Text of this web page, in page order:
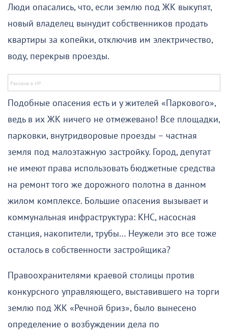
Люди опасались, что, если землю под ЖК выкупят,
новый владелец вынудит собственников продать
квартиры за копейки, отключив им электричество,
воду, перекрыв проезды.
Подобные опасения есть и у жителей «Паркового»,
ведь в их ЖК ничего не отмежевано! Все площадки,
парковки, внутридворовые проезды – частная
земля под малоэтажную застройку. Город, депутат
не имеют права использовать бюджетные средства
на ремонт того же дорожного полотна в данном
жилом комплексе. Большие опасения вызывает и
коммунальная инфраструктура: КНС, насосная
станция, накопители, трубы… Неужели это все тоже
осталось в собственности застройщика?
Правоохранителями краевой столицы против
конкурсного управляющего, выставившего на торги
землю под ЖК «Речной бриз», было вынесено
определение о возбуждении дела по